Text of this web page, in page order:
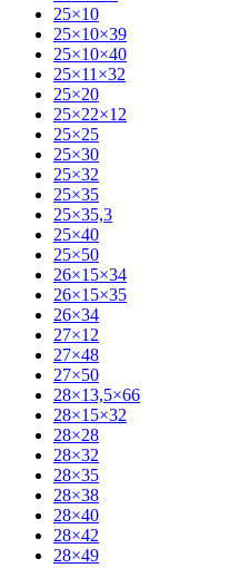
25×10
25×10×39
25×10×40
25×11×32
25×20
25×22×12
25×25
25×30
25×32
25×35
25×35,3
25×40
25×50
26×15×34
26×15×35
26×34
27×12
27×48
27×50
28×13,5×66
28×15×32
28×28
28×32
28×35
28×38
28×40
28×42
28×49